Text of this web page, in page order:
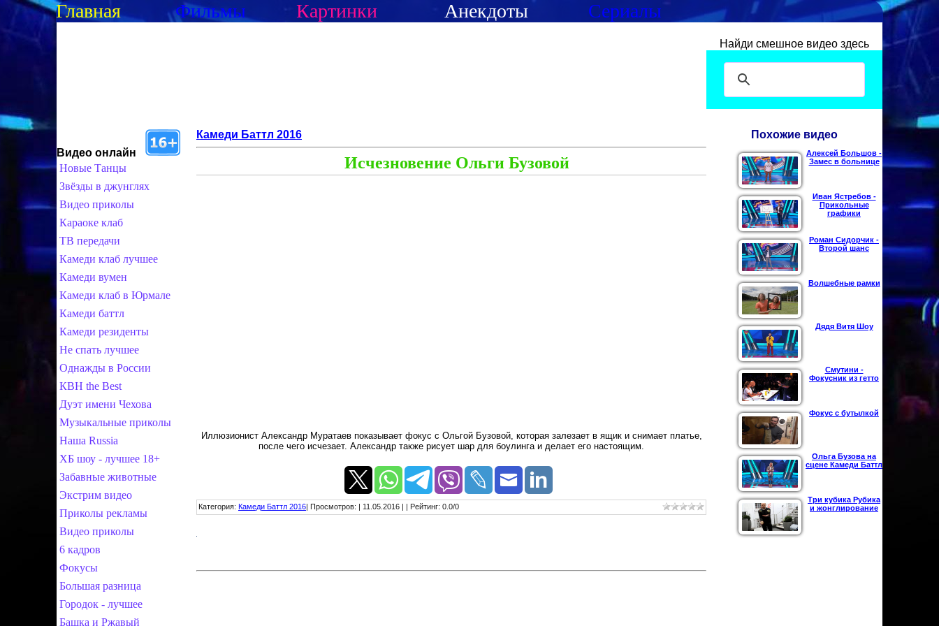
Главная Фильмы Картинки Анекдоты Сериалы
Найди смешное видео здесь
Видео онлайн
Новые Танцы
Звёзды в джунглях
Видео приколы
Караоке клаб
ТВ передачи
Камеди клаб лучшее
Камеди вумен
Камеди клаб в Юрмале
Камеди баттл
Камеди резиденты
Не спать лучшее
Однажды в России
КВН the Best
Дуэт имени Чехова
Музыкальные приколы
Наша Russia
ХБ шоу - лучшее 18+
Забавные животные
Экстрим видео
Приколы рекламы
Видео приколы
6 кадров
Фокусы
Большая разница
Городок - лучшее
Башка и Ржавый
Камеди Баттл 2016
Исчезновение Ольги Бузовой
Иллюзионист Александр Муратаев показывает фокус с Ольгой Бузовой, которая залезает в ящик и снимает платье,
после чего исчезает. Александр также рисует шар для боулинга и делает его настоящим.
Категория: Камеди Баттл 2016| Просмотров: | 11.05.2016 | | Рейтинг: 0.0/0
Похожие видео
Алексей Большов -
Замес в больнице
Иван Ястребов -
Прикольные
графики
Роман Сидорчик -
Второй шанс
Волшебные рамки
Дядя Витя Шоу
Смутини -
Фокусник из гетто
Фокус с бутылкой
Ольга Бузова на
сцене Камеди Баттл
Три кубика Рубика
и жонглирование